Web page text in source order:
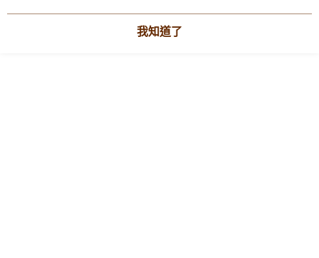
每筆HK$80.00，滿HK$380.00或以上免運費
我知道了